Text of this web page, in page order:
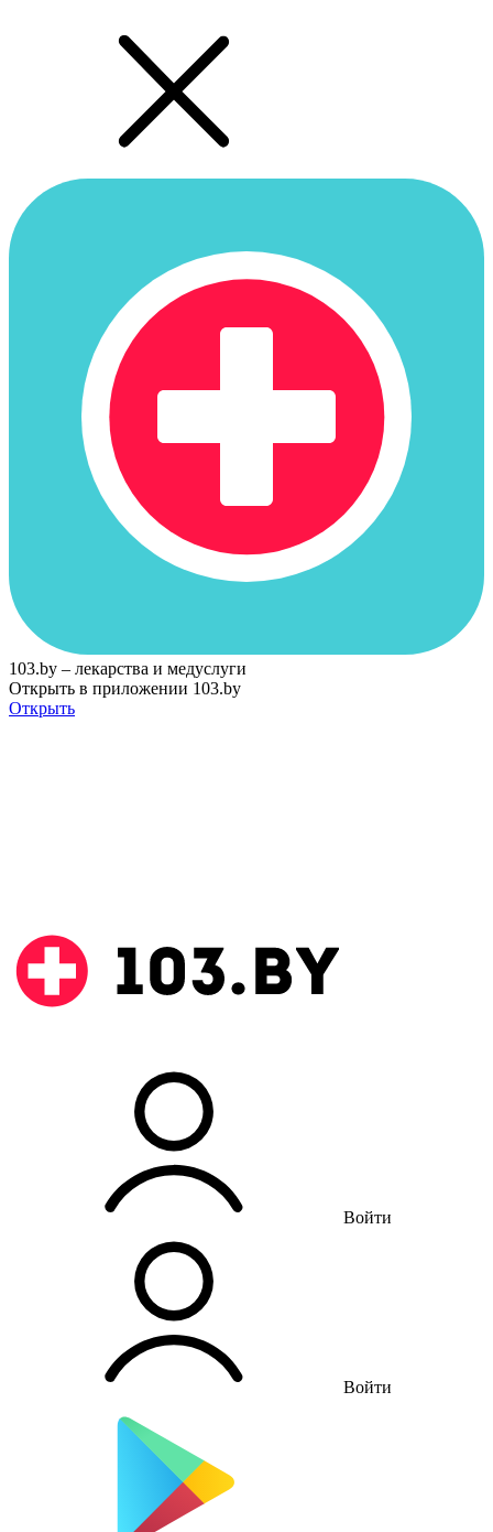
103.by – лекарства и медуслуги
Открыть в приложении 103.by
Открыть
Войти
Войти